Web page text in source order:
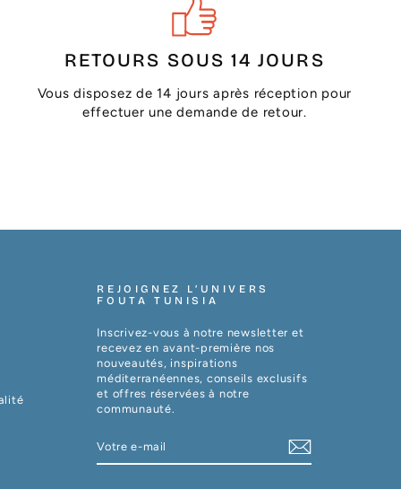
RETOURS SOUS 14 JOURS
Vous disposez de 14 jours après réception pour
effectuer une demande de retour.
REJOIGNEZ L’UNIVERS
FOUTA TUNISIA
Inscrivez-vous à notre newsletter et
recevez en avant-première nos
nouveautés, inspirations
méditerranéennes, conseils exclusifs
et offres réservées à notre
communauté.
E-